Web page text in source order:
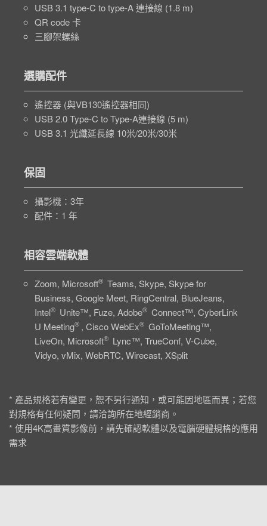
USB 3.1 type-C to type-A 連接線 (1.8 m)
QR code 卡
三腳架螺絲
選購配件
遙控器 (與VB130遙控器相同)
USB 2.0 Type-C to Type-A連接線 (5 m)
USB 3.1 光纖延長線 10米/20米/30米
保固
攝影機：3年
配件：1 年
相容雲端軟體
Zoom, Microsoft® Teams, Skype, Skype for
Business, Google Meet, RingCentral, BlueJeans,
Intel® Unite™, Fuze, Adobe® Connect™, CyberLink
U Meeting® , Cisco WebEx® GoToMeeting™,
LiveOn, Microsoft® Lync™, TrueConf, V-Cube,
Vidyo, vMix, WebRTC, Wirecast, XSplit
* 產品規格若有變更，恕不另行通知，或可能因地區而異；若您
對規格有任何疑問，請洽詢所在地經銷商。
* 使用4K高畫質影像前，請先確認軟體以及電腦硬體規格的應用
需求